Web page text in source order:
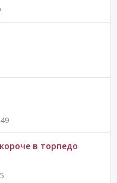
в торпедо